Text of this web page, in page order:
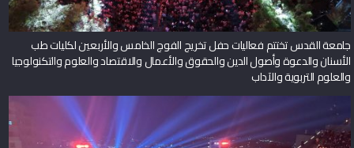
جامعة القدس تختتم فعاليات حفل تخريج الفوج الخامس والأربعين لكليات طب
الأسنان والدعوة وأصول الدين والحقوق والأعمال والاقتصاد والعلوم والتكنولوجيا
والعلوم التربوية والآداب